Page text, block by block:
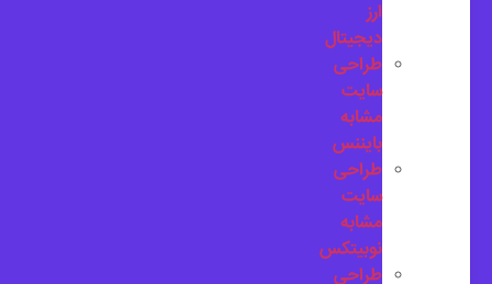
ارز
دیجیتال
طراحی
سایت
مشابه
بایننس
طراحی
سایت
مشابه
نوبیتکس
طراحی